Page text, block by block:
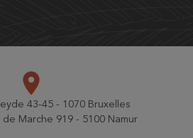
place
43-45 - 1070 Bruxelles
de Marche 919 - 5100 Namur